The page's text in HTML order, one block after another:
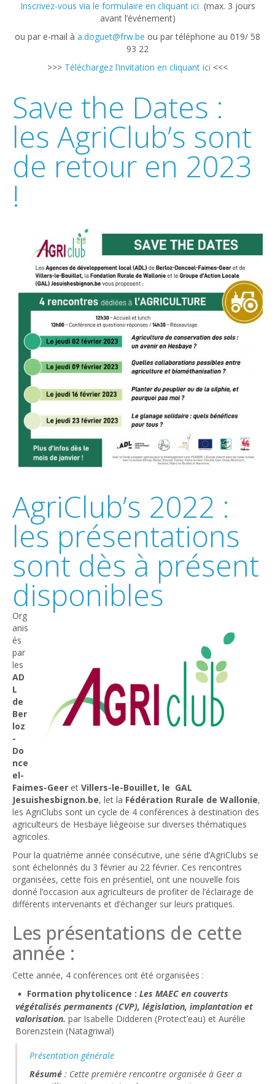
Inscrivez-vous via le formulaire en cliquant ici (max. 3 jours
avant l’événement)
ou par e-mail à a.doguet@frw.be ou par téléphone au 019/ 58
93 22
>>> Téléchargez l’invitation en cliquant ici <<<
Save the Dates :
les AgriClub’s sont
de retour en 2023
!
AgriClub’s 2022 :
les présentations
sont dès à présent
disponibles
Org
anis
és
par
les
AD
L
de
Ber
loz
-
Do
nce
el-
Faimes-Geer et Villers-le-Bouillet, le GAL
Jesuishesbignon.be, let la Fédération Rurale de Wallonie,
les AgriClubs sont un cycle de 4 conférences à destination des
agriculteurs de Hesbaye liégeoise sur diverses thématiques
agricoles.
Pour la quatrième année consécutive, une série d’AgriClubs se
sont échelonnés du 3 février au 22 février. Ces rencontres
organisées, cette fois en présentiel, ont une nouvelle fois
donné l’occasion aux agriculteurs de profiter de l’éclairage de
différents intervenants et d’échanger sur leurs pratiques.
Les présentations de cette
année :
Cette année, 4 conférences ont été organisées :
Formation phytolicence : Les MAEC en couverts
végétalisés permanents (CVP), législation, implantation et
valorisation. par Isabelle Didderen (Protect’eau) et Aurélie
Borenzstein (Natagriwal)
Présentation générale
Résumé : Cette première rencontre organisée à Geer a